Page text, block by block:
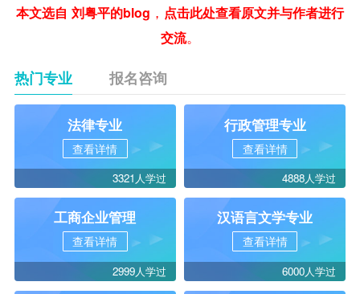
本文选自 刘粤平的blog ， 点击此处查看原文并与作者进行
交流。
热门专业 报名咨询
法律专业
查看详情
3321人学过
行政管理专业
查看详情
4888人学过
工商企业管理
查看详情
2999人学过
汉语言文学专业
查看详情
6000人学过